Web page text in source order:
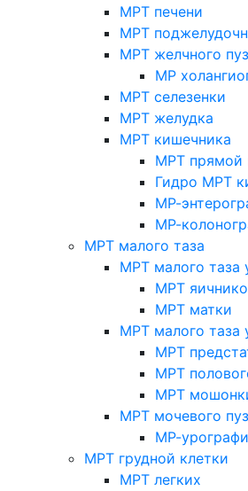
МРТ печени
МРТ
МРТ желчного
МР
МРТ селезенки
МРТ желудка
МРТ кишечника
МРТ прямой
Гидро МРТ
МР-
МР-
МРТ малого таза
МРТ малого таза
МРТ
МРТ матки
МРТ малого таза
МРТ
МРТ
МРТ
МРТ мочевого
МР-
МРТ грудной клетки
МРТ легких